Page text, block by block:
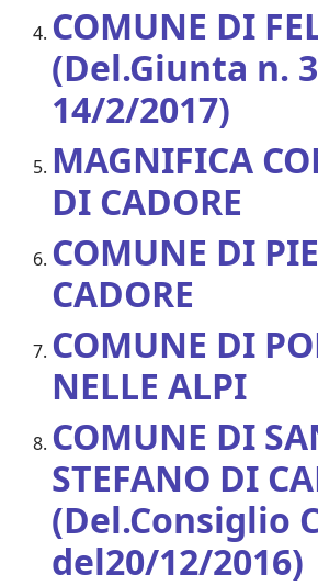
COMUNE DI
(Del.Giunta n.
14/2/2017)
MAGNIFICA
DI CADORE
COMUNE DI
CADORE
COMUNE DI
NELLE ALPI
COMUNE DI
STEFANO DI
(Del.Consiglio
del20/12/2016)